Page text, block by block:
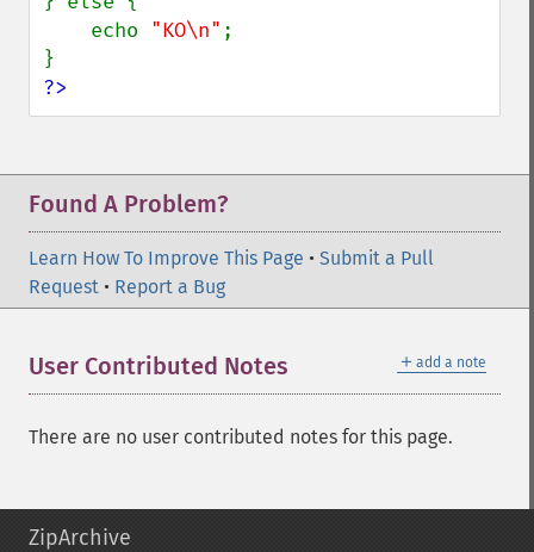
    echo
"KO\n" ;
?>
Found A Problem?
Learn How To Improve This Page • Submit a Pull
Request • Report a Bug
＋ add a note
User Contributed Notes
There are no user contributed notes for this page.
ZipArchive